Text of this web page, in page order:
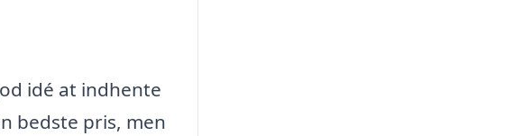
idé at indhente
bedste pris, men